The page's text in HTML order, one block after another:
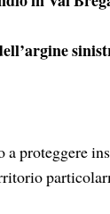
a proteggere